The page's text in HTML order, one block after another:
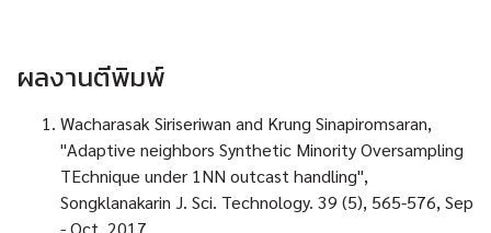
ผลงานตีพิมพ์
Wacharasak Siriseriwan and Krung Sinapiromsaran,
"Adaptive neighbors Synthetic Minority Oversampling
TEchnique under 1NN outcast handling",
Songklanakarin J. Sci. Technology. 39 (5), 565-576, Sep
- Oct. 2017